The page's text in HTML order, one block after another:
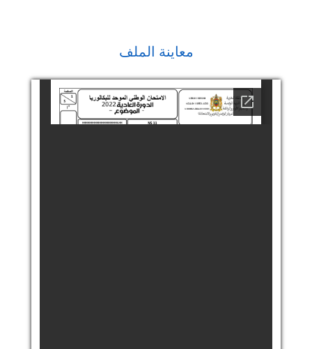
معاينة الملف